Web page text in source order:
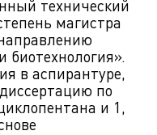
технический
магистра
биотехнология».
в аспирантуре,
по
и 1,